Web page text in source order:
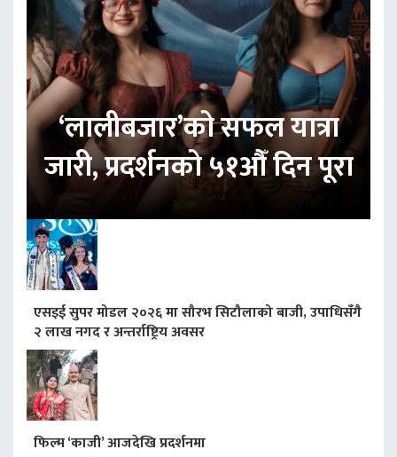
‘लालीबजार’को सफल यात्रा
जारी, प्रदर्शनको ५१औँ दिन पूरा
एसइई सुपर मोडल २०२६ मा सौरभ सिटौलाको बाजी, उपाधिसँगै
२ लाख नगद र अन्तर्राष्ट्रिय अवसर
फिल्म ‘काजी’ आजदेखि प्रदर्शनमा